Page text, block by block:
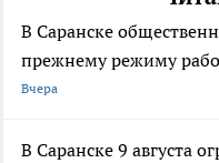
В Саранске
прежнему режиму
Вчера
В Саранске 9 августа